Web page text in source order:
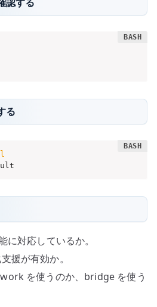
る
に対応しているか。
援が有効か。
を使うのか、bridge を使う